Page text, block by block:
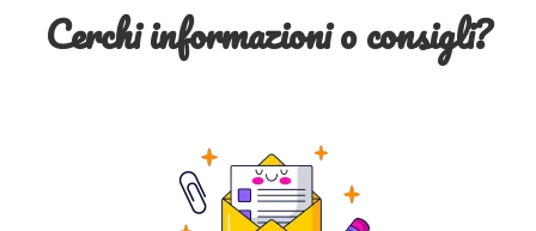
Cerchi informazioni o consigli?